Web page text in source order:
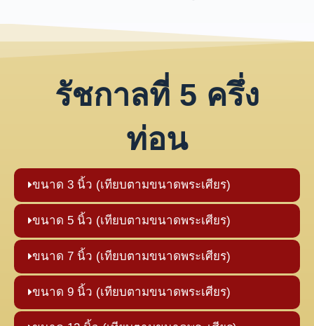
รัชกาลที่ 5 ครึ่ง
ท่อน
ขนาด 3 นิ้ว (เทียบตามขนาดพระเศียร)
ขนาด 5 นิ้ว (เทียบตามขนาดพระเศียร)
ขนาด 7 นิ้ว (เทียบตามขนาดพระเศียร)
ขนาด 9 นิ้ว (เทียบตามขนาดพระเศียร)